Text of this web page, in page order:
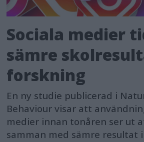
Sociala medier
sämre
forskning
En ny studie publicerad i
Behaviour visar att
medier innan tonåren ser ut
samman med sämre resultat